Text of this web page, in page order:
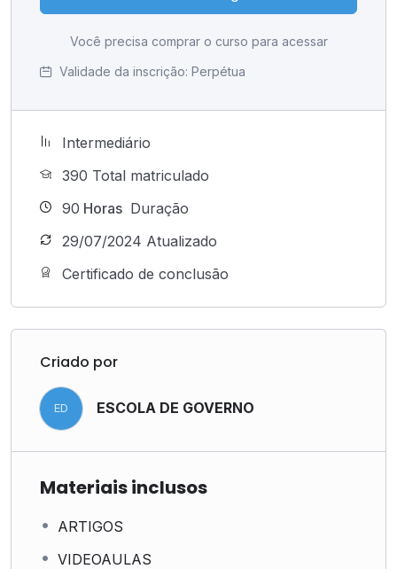
Você precisa comprar o curso para acessar
Validade da inscrição: Perpétua
Intermediário
390 Total matriculado
90 Horas Duração
29/07/2024 Atualizado
Certificado de conclusão
Criado por
ED ESCOLA DE GOVERNO
Materiais inclusos
ARTIGOS
VIDEOAULAS